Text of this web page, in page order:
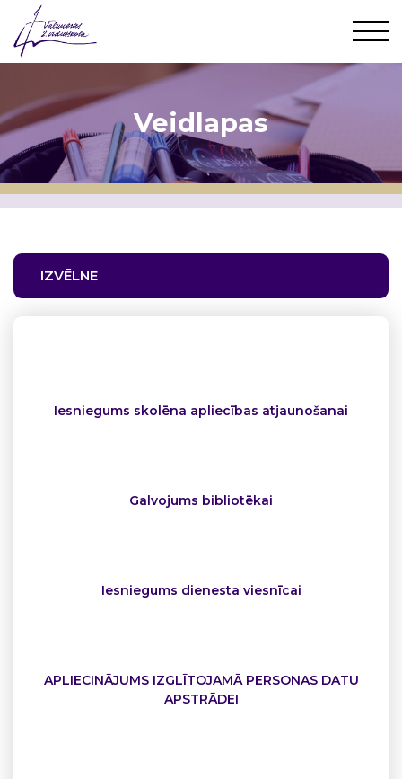
Veidlapas
IZVĒLNE
Iesniegums skolēna apliecības atjaunošanai
Galvojums bibliotēkai
Iesniegums dienesta viesnīcai
APLIECINĀJUMS IZGLĪTOJAMĀ PERSONAS DATU
APSTRĀDEI